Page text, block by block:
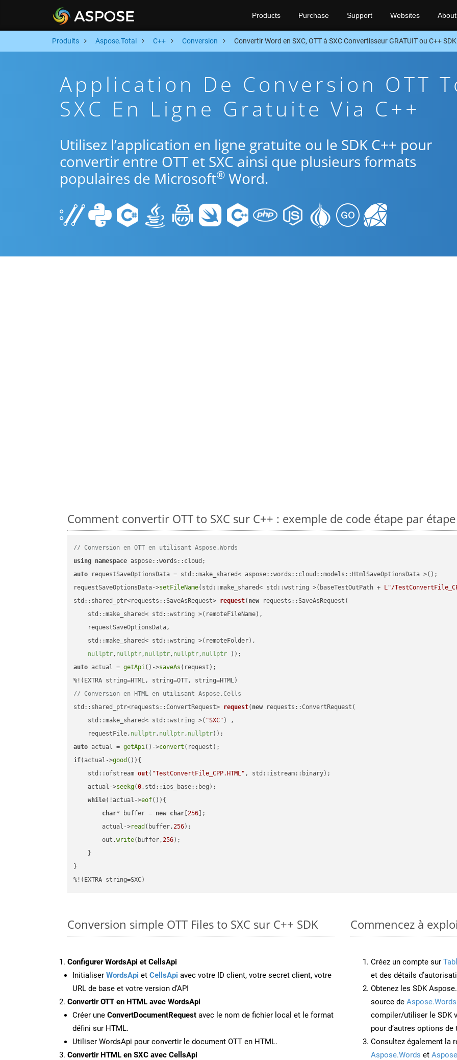
Products Purchase Support Websites About
Produits Aspose.Total C++ Conversion Convertir Word en SXC, OTT à SXC Convertisseur GRATUIT ou C++ SDK
Application De Conversion OTT
SXC En Ligne Gratuite Via C++
Utilisez l’application en ligne gratuite ou le SDK C++ pour
convertir entre OTT et SXC ainsi que plusieurs formats
populaires de Microsoft® Word.
Comment convertir OTT to SXC sur C++ : exemple de code étape par étape
// Conversion en OTT en utilisant Aspose.Words
using namespace
auto requestSaveOptionsData = std::make_shared< aspose::words::cloud::models::HtmlSaveOptionsData >();
requestSaveOptionsData->setFileName(std::make_shared< std::wstring >(baseTestOutPath + L"/
std::shared_ptr<requests::SaveAsRequest> request( new requests::SaveAsRequest(
    std::make_shared< std::wstring >(remoteFileName),
    requestSaveOptionsData,
    std::make_shared< std::wstring >(remoteFolder),
nullptr, nullptr, nullptr, nullptr, nullptr ))
auto actual = getApi()->saveAs (request);
// Conversion en HTML en utilisant Aspose.Cells
std::shared_ptr<requests::ConvertRequest> request( new requests::ConvertRequest(
    std::make_shared< std::wstring >(
"SXC" ) ,
    requestFile,
nullptr, nullptr, nullptr))
auto actual = getApi()->convert
if(actual->good ()){
std::ofstream out( "TestConvertFile_CPP.HTML" , std::istream::binary) ;
    actual->
seekg(0,std::ios_base::beg);
while(!actual->eof()){
char* buffer = new char [256 ];
        actual->
read (buffer,256);
        out.
write(buffer,256);
    }
}
%!(EXTRA string=SXC)
Conversion simple OTT Files to SXC sur C++ SDK
Configurer WordsApi et CellsApi
Initialiser WordsApi et CellsApi avec votre ID client, votre secret client, votre
URL de base et votre version d’API
Convertir OTT en HTML avec WordsApi
Créer une ConvertDocumentRequest avec le nom de fichier local et le format
défini sur HTML.
Utiliser WordsApi pour convertir le document OTT en HTML.
Convertir HTML en SXC avec CellsApi
Commencez à
Créez un compte sur
et des détails
Obtenez les SDK
source de
compiler/utiliser le SDK
pour d’autres options de
Consultez également la
Aspose.Words et